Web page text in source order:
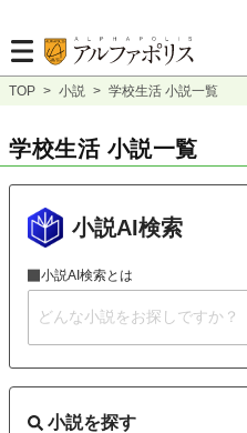
TOP > 小説 > 学校生活 小説一覧
学校生活 小説一覧
小説AI検索
小説AI検索とは
小説を探す